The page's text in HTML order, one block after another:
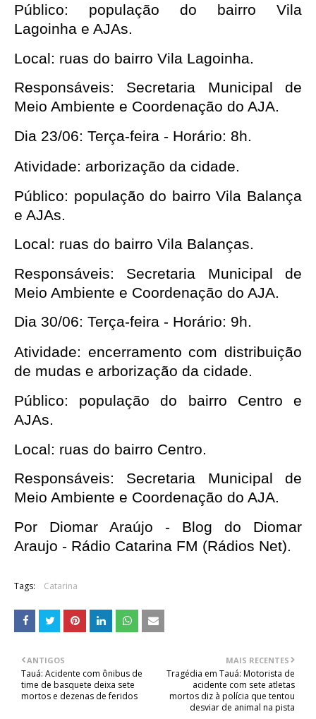
Público: população do bairro Vila
Lagoinha e AJAs.
Local: ruas do bairro Vila Lagoinha.
Responsáveis: Secretaria Municipal de
Meio Ambiente e Coordenação do AJA.
Dia 23/06: Terça-feira - Horário: 8h.
Atividade: arborização da cidade.
Público: população do bairro Vila Balança
e AJAs.
Local: ruas do bairro Vila Balanças.
Responsáveis: Secretaria Municipal de
Meio Ambiente e Coordenação do AJA.
Dia 30/06: Terça-feira - Horário: 9h.
Atividade: encerramento com distribuição
de mudas e arborização da cidade.
Público: população do bairro Centro e
AJAs.
Local: ruas do bairro Centro.
Responsáveis: Secretaria Municipal de
Meio Ambiente e Coordenação do AJA.
Por Diomar Araújo - Blog do Diomar
Araujo - Rádio Catarina FM (Rádios Net).
Tags: Catarina
MAIS RECENTES
Tragédia em Tauá: Motorista de
acidente com sete atletas
mortos diz à polícia que tentou
desviar de animal na pista
ANTIGOS
Tauá: Acidente com ônibus de
time de basquete deixa sete
mortos e dezenas de feridos